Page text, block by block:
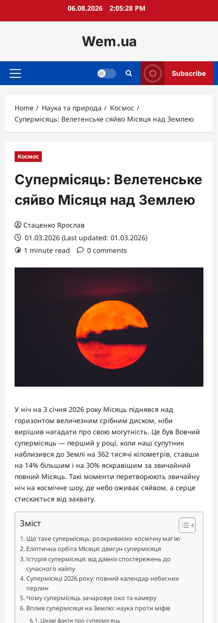
06.08.2026 2:05:29 PM
Wem.ua
Primary
Subscribe
Home Наука та природа
Космос
Супермісяць: Велетенське сяйво Місяця над Землею
Космос
Супермісяць: Велетенське
сяйво Місяця над Землею
Стаценко Ярослав
01.03.2026 (Last updated: 01.03.2026)
1 minute read
0 comments
У ніч на 3 січня 2026 року Місяць піднявся над
горизонтом величезним срібним диском, ніби
вирішив нагадати про свою могутність. Це був Вовчий
супермісяць — перший у році, коли наш супутник
наблизився до Землі на 362 тисячі кілометрів, ставши
на 14% більшим і на 30% яскравішим за звичайний
повний Місяць. Такі моменти перетворюють звичайну
ніч на космічне шоу, де небо оживає сяйвом, а серце
стискається від захвату.
Зміст
Що таке супермісяць: розкриваємо космічну магію
Еліптична орбіта Місяця: двигун супермісяця
Історія супермісяця: від давніх спостережень до
сучасного хайпу
Супермісяці 2026 року: повний календар небесних
перлин
Чому супермісяць зачаровує око та камеру
Вплив супермісяця на Землю: наука проти міфів
Цікаві факти про супермісяць